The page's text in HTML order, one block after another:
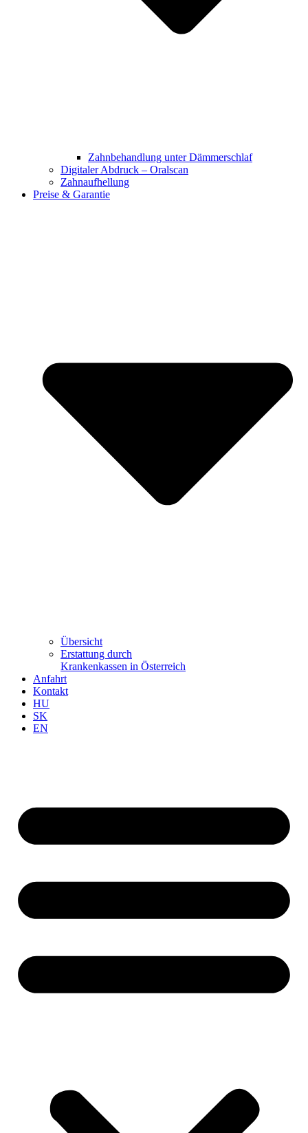
Zahnbehandlung unter Dämmerschlaf
Digitaler Abdruck – Oralscan
Zahnaufhellung
Preise & Garantie
Übersicht
Erstattung durch
Krankenkassen in Österreich
Anfahrt
Kontakt
HU
SK
EN